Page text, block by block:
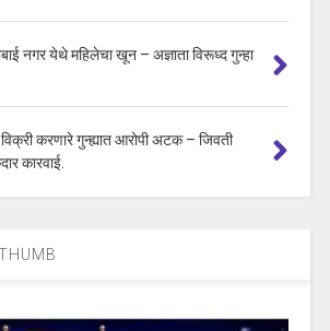
नगर येथे महिलेचा खून – अज्ञाता विरूध्द गुन्हा
करणारे गुन्ह्यात आरोपी अटक – जिवती
कारवाई.